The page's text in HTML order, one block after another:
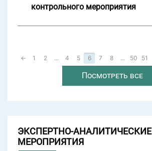
контрольного мероприятия
← 1 2 ... 4 5 6 7 8 ... 50 51
Посмотреть все
ЭКСПЕРТНО-АНАЛИТИЧЕСКИЕ
МЕРОПРИЯТИЯ